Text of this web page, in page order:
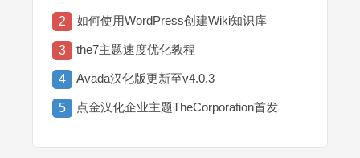
2 如何使用WordPress创建Wiki知识库
3 the7主题速度优化教程
4 Avada汉化版更新至v4.0.3
5 点金汉化企业主题TheCorporation首发